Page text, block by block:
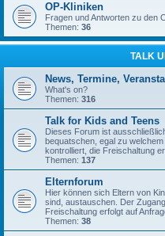
OP-Kliniken
Fragen und Antworten zu den
Themen: 36
TALK
News, Termine,
What's on?
Themen: 316
Talk for Kids and Teens
Dieses Forum ist
bequatschen, egal zu
kontrolliert, die Freischaltung
Themen: 137
Elternforum
Hier können sich Eltern von
sind, austauschen. Der
Freischaltung erfolgt auf
Themen: 38